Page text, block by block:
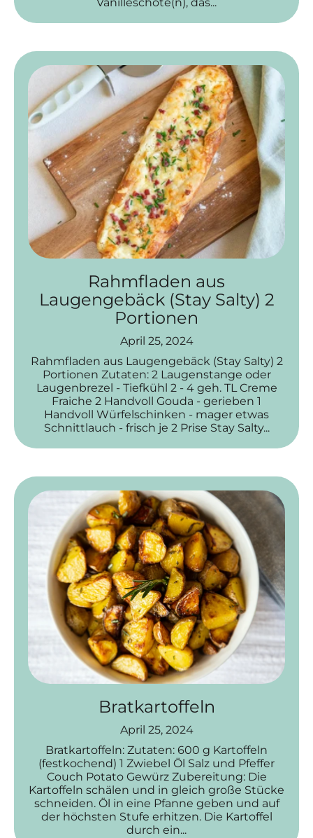
Rahmfladen aus
Laugengebäck (Stay Salty) 2
Portionen
April 25, 2024
Rahmfladen aus Laugengebäck (Stay Salty) 2
Portionen Zutaten: 2 Laugenstange oder
Laugenbrezel - Tiefkühl 2 - 4 geh. TL Creme
Fraiche 2 Handvoll Gouda - gerieben 1
Handvoll Würfelschinken - mager etwas
Schnittlauch - frisch je 2 Prise Stay Salty...
Bratkartoffeln
April 25, 2024
Bratkartoffeln: Zutaten: 600 g Kartoffeln
(festkochend) 1 Zwiebel Öl Salz und Pfeffer
Couch Potato Gewürz Zubereitung: Die
Kartoffeln schälen und in gleich große Stücke
schneiden. Öl in eine Pfanne geben und auf
der höchsten Stufe erhitzen. Die Kartoffel
durch ein...